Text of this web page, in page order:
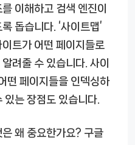
이해하고 검색 엔진이
돕습니다. ‘사이트맵’
트가 어떤 페이지들로
려줄 수 있습니다. 사이
떤 페이지들을 인덱싱하
있는 장점도 있습니다.
왜 중요한가요? 구글